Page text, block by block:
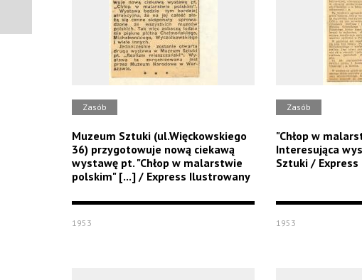
Zasób
Muzeum Sztuki (ul.Więckowskiego
36) przygotowuje nową ciekawą
wystawę pt. "Chłop w malarstwie
polskim" [...] / Express Ilustrowany
1953
Zasób
"Chłop w
Interesująca
Sztuki /
1953